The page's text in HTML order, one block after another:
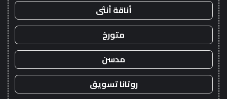
أناقة أنثى
متورخ
مدسن
روتانا تسويق